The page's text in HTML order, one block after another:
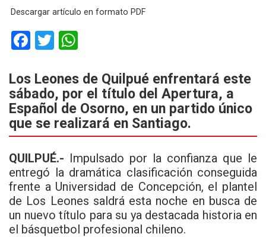
Descargar artículo en formato PDF
F
ce
b
o
o
k
T
tt
er
at
s
A
p
p
Los Leones de Quilpué enfrentará este
sábado, por el título del Apertura, a
Español de Osorno, en un partido único
que se realizará en Santiago.
QUILPUÉ.- Impulsado por la confianza que le
entregó la dramática clasificación conseguida
frente a Universidad de Concepción, el plantel
de Los Leones saldrá esta noche en busca de
un nuevo título para su ya destacada historia en
el básquetbol profesional chileno.